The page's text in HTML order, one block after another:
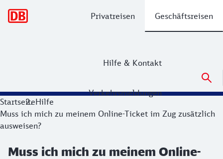
Privatreisen Geschäftsreisen
Hilfe & Kontakt
Verkehrsmeldungen
StartseiteHilfe
Muss ich mich zu meinem Online-Ticket im Zug zusätzlich
ausweisen?
Muss ich mich zu meinem Online-